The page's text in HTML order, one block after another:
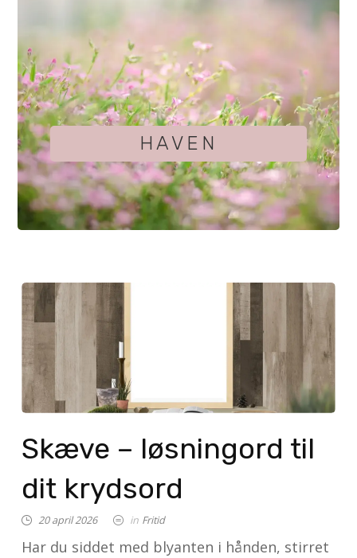
HAVEN
Skæve – løsningord til
dit krydsord
20 april 2026 in Fritid
Har du siddet med blyanten i hånden, stirret